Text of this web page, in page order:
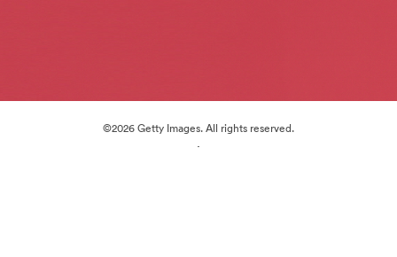
©2026 Getty Images. All rights reserved.
·